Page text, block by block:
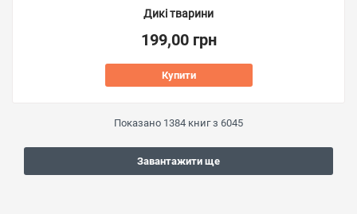
Дикі тварини
199,00 грн
Купити
Показано 1384 книг з 6045
Завантажити ще